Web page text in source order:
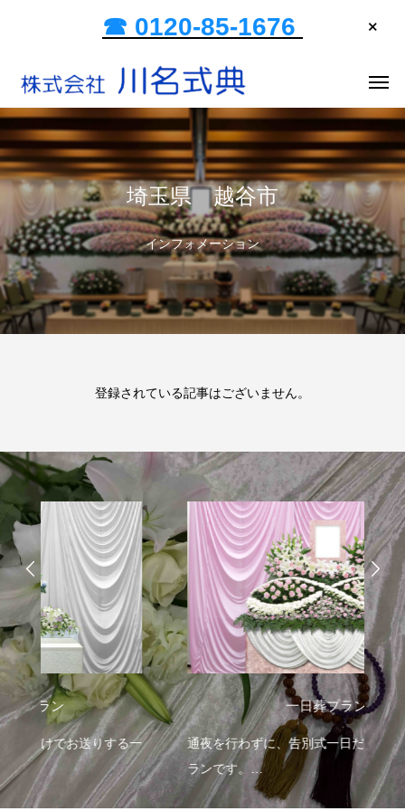
☎ 0120-85-1676
埼玉県 越谷市
インフォメーション
登録されている記事はございません。
一日葬プラン
通夜を行わずに、告別式一日だけでお送りするプ
ランです。
グレードアップした花祭壇をお選びいただけま